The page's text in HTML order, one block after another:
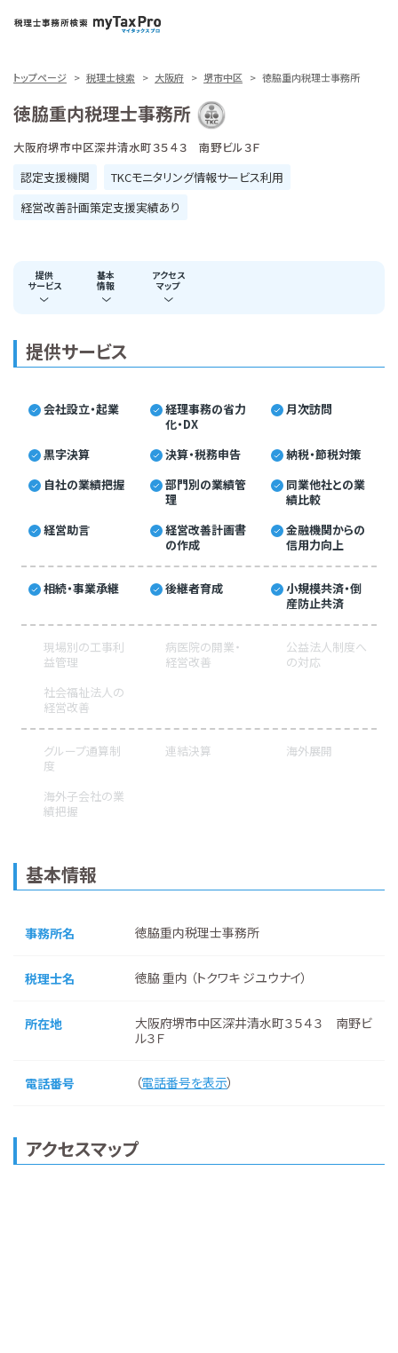
トップページ 税理士検索 大阪府 堺市中区 徳脇重内税理士事務所
徳脇重内税理士事務所
大阪府堺市中区深井清水町３５４３ 南野ビル３Ｆ
認定支援機関
TKCモニタリング情報サービス利用
経営改善計画策定支援実績あり
提供
サービス
基本
情報
アクセス
マップ
提供サービス
会社設立・起業
経理事務の省力
化・DX
月次訪問
黒字決算 決算・税務申告
納税・節税対策
自社の業績把握
部門別の業績管
理
同業他社との業
績比較
経営助言
経営改善計画書
の作成
金融機関からの
信用力向上
相続・事業承継 後継者育成
小規模共済・倒
産防止共済
現場別の工事利
益管理
病医院の開業・
経営改善
公益法人制度へ
の対応
社会福祉法人の
経営改善
グループ通算制
度
連結決算 海外展開
海外子会社の業
績把握
基本情報
事務所名 徳脇重内税理士事務所
税理士名 徳脇 重内 （トクワキ ジユウナイ）
所在地
大阪府堺市中区深井清水町３５４３ 南野ビ
ル３Ｆ
電話番号 （電話番号を表示）
アクセスマップ